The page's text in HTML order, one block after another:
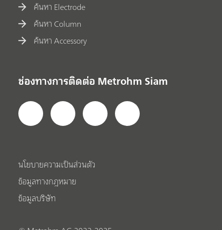
ค้นหา Electrode
ค้นหา Column
ค้นหา Accessory
ช่องทางการติดต่อ Metrohm Siam
นโยบายความเป็นส่วนตัว
ข้อมูลทางกฎหมาย
ข้อมูลบริษัท